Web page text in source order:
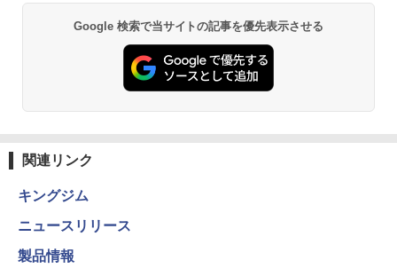
Google 検索で当サイトの記事を優先表示させる
関連リンク
キングジム
ニュースリリース
製品情報